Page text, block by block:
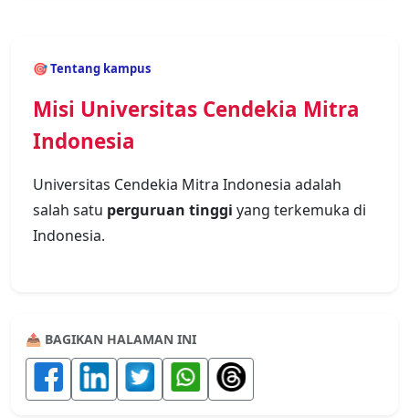
🎯 Tentang kampus
Misi Universitas Cendekia Mitra
Indonesia
Universitas Cendekia Mitra Indonesia adalah
salah satu perguruan tinggi yang terkemuka di
Indonesia.
📤 BAGIKAN HALAMAN INI